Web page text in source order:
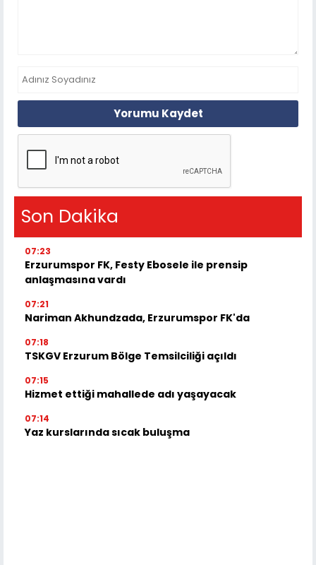
Yorumu Kaydet
Son Dakika
07:23
Erzurumspor FK, Festy Ebosele ile prensip
anlaşmasına vardı
07:21
Nariman Akhundzada, Erzurumspor FK'da
07:18
TSKGV Erzurum Bölge Temsilciliği açıldı
07:15
Hizmet ettiği mahallede adı yaşayacak
07:14
Yaz kurslarında sıcak buluşma